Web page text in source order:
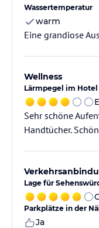
Wassertemperatur
warm
Eine grandiose
Wellness
Lärmpegel im Hotel
Sehr schöne
Handtücher.
Lage für
Parkplätze in der
Ja